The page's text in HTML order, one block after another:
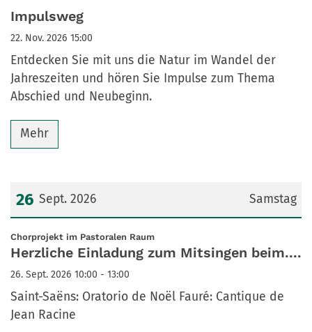
Datum: 22. November 2026
Impulsweg
22. Nov. 2026 15:00
Entdecken Sie mit uns die Natur im Wandel der
Jahreszeiten und hören Sie Impulse zum Thema
Abschied und Neubeginn.
Mehr
Samstag
26 Sept. 2026
Datum: 26. September 2026
Chorprojekt im Pastoralen Raum:
Herzliche Einladung zum Mitsingen beim....
26. Sept. 2026 10:00 - 13:00
Saint-Saëns: Oratorio de Noël Fauré: Cantique de
Jean Racine